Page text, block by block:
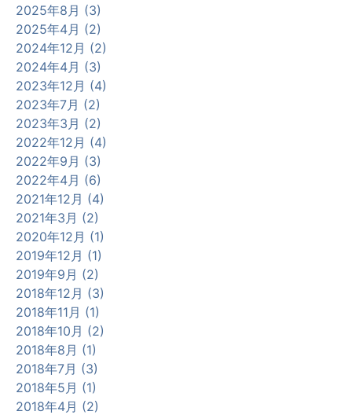
2025年8月 (3)
2025年4月 (2)
2024年12月 (2)
2024年4月 (3)
2023年12月 (4)
2023年7月 (2)
2023年3月 (2)
2022年12月 (4)
2022年9月 (3)
2022年4月 (6)
2021年12月 (4)
2021年3月 (2)
2020年12月 (1)
2019年12月 (1)
2019年9月 (2)
2018年12月 (3)
2018年11月 (1)
2018年10月 (2)
2018年8月 (1)
2018年7月 (3)
2018年5月 (1)
2018年4月 (2)